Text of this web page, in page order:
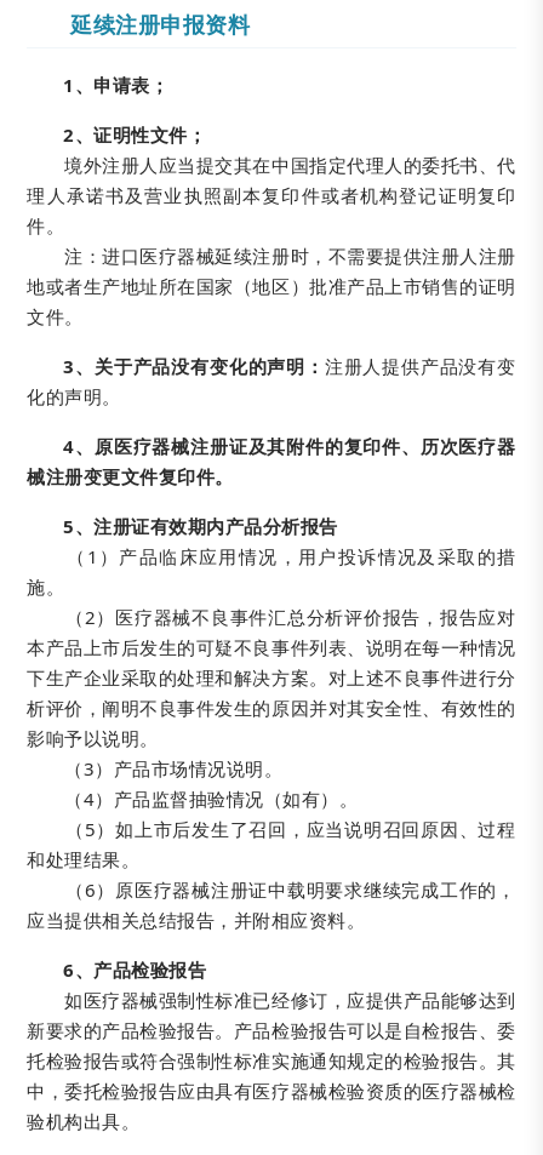
延续注册申报资料
1、申请表；
2、证明性文件；
境外注册人应当提交其在中国指定代理人的委托书、代
理人承诺书及营业执照副本复印件或者机构登记证明复印
件。
注：进口医疗器械延续注册时，不需要提供注册人注册
地或者生产地址所在国家（地区）批准产品上市销售的证明
文件。
3、关于产品没有变化的声明： 注册人提供产品没有变
化的声明。
4、原医疗器械注册证及其附件的复印件、历次医疗器
械注册变更文件复印件。
5、注册证有效期内产品分析报告
（1）产品临床应用情况，用户投诉情况及采取的措
施。
（2）医疗器械不良事件汇总分析评价报告，报告应对
本产品上市后发生的可疑不良事件列表、说明在每一种情况
下生产企业采取的处理和解决方案。对上述不良事件进行分
析评价，阐明不良事件发生的原因并对其安全性、有效性的
影响予以说明。
（3）产品市场情况说明。
（4）产品监督抽验情况（如有）。
（5）如上市后发生了召回，应当说明召回原因、过程
和处理结果。
（6）原医疗器械注册证中载明要求继续完成工作的，
应当提供相关总结报告，并附相应资料。
6、产品检验报告
如医疗器械强制性标准已经修订，应提供产品能够达到
新要求的产品检验报告。产品检验报告可以是自检报告、委
托检验报告或符合强制性标准实施通知规定的检验报告。其
中，委托检验报告应由具有医疗器械检验资质的医疗器械检
验机构出具。